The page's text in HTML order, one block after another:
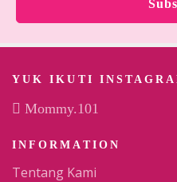
YUK IKUTI
Mommy.101
INFORMATION
Tentang Kami